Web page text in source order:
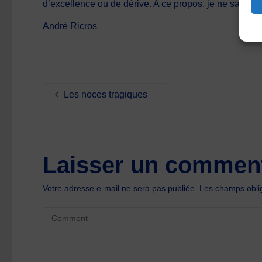
d’excellence ou de dérive. A ce propos, je ne sais
André Ricros
Les noces tragiques
Laisser un
Votre adresse e-mail ne sera pas publiée. Les champs